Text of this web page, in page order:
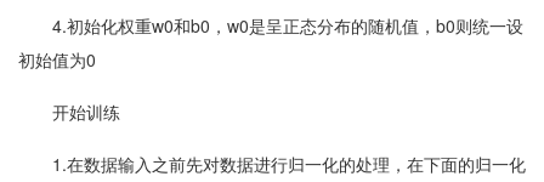
4.初始化权重w0和b0，w0是呈正态分布的随机值，b0则统一设
初始值为0
开始训练
1.在数据输入之前先对数据进行归一化的处理，在下面的归一化